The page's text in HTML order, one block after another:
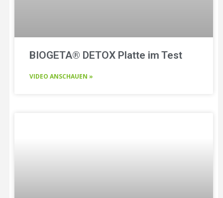
BIOGETA® DETOX Platte im Test
VIDEO ANSCHAUEN »